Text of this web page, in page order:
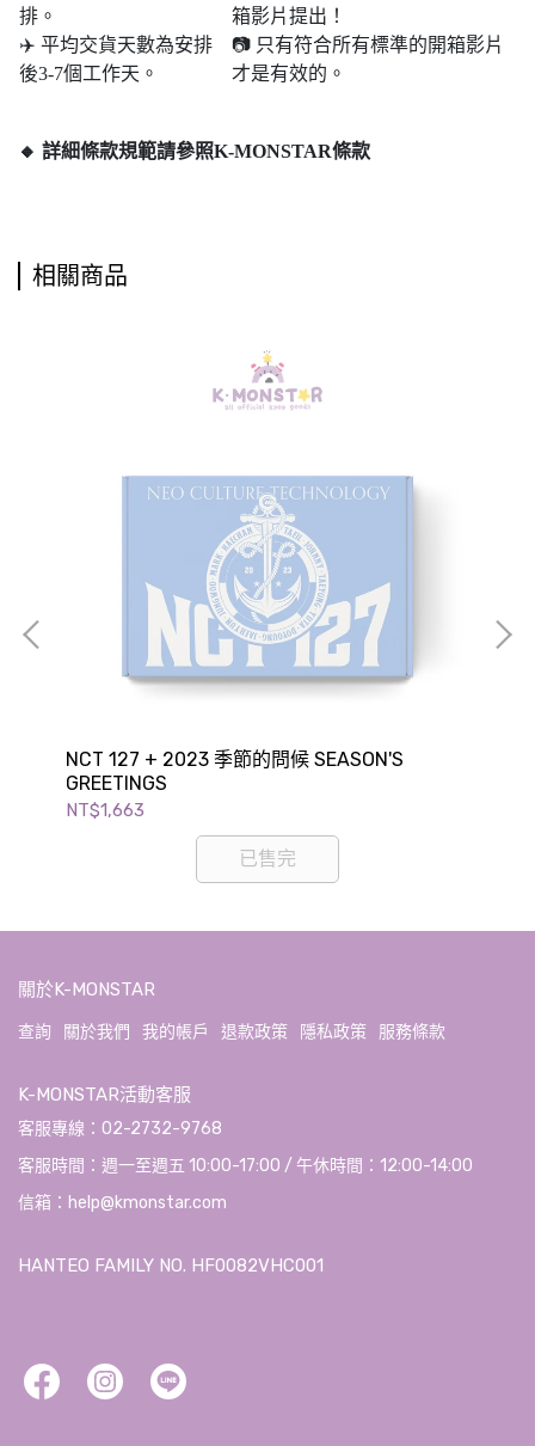
排。
✈️ 平均交貨天數為安排
後3-7個工作天。
箱影片提出！
📷 只有符合所有標準的開箱影片
才是有效的。
🔸 詳細條款規範請參照K-MONSTAR條款
相關商品
NCT 127 + 2023 季節的問候 SEASON'S
GREETINGS
NT$1,663
已售完
關於K-MONSTAR
查詢 關於我們 我的帳戶 退款政策 隱私政策 服務條款
K-MONSTAR活動客服
客服專線：02-2732-9768
客服時間：週一至週五 10:00-17:00 / 午休時間：12:00-14:00
信箱：help@kmonstar.com
HANTEO FAMILY NO. HF0082VHC001